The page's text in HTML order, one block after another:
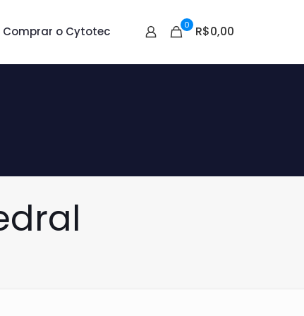
Comprar o Cytotec 0 R$0,00